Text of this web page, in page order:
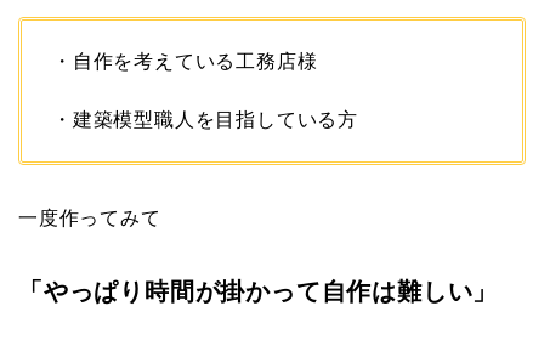
・自作を考えている工務店様
・建築模型職人を目指している方
一度作ってみて
「やっぱり時間が掛かって自作は難しい」